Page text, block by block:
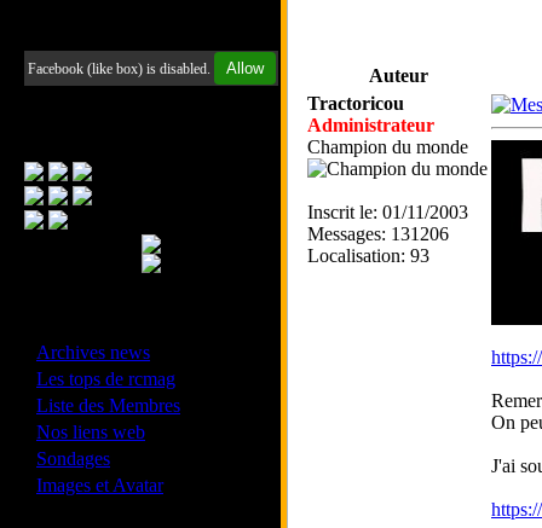
Facebook (like box) is disabled. Allow
Archives news
Les tops de rcmag
Liste des Membres
Nos liens web
Sondages
Images et Avatar
Auteur
Tractoricou
Administrateur
Champion du monde
Inscrit le: 01/11/2003
Messages: 131206
Localisation: 93
On
J'ai